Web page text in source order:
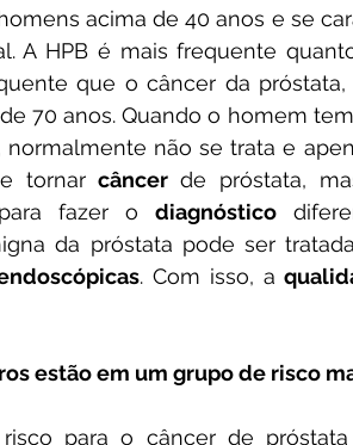
acima de 40 anos e se
A HPB é mais frequente
que o câncer da
70 anos. Quando o homem
não se trata e
tornar câncer de próstata,
para fazer o diagnóstico
da próstata pode ser
. Com isso, a
estão em um grupo de risco